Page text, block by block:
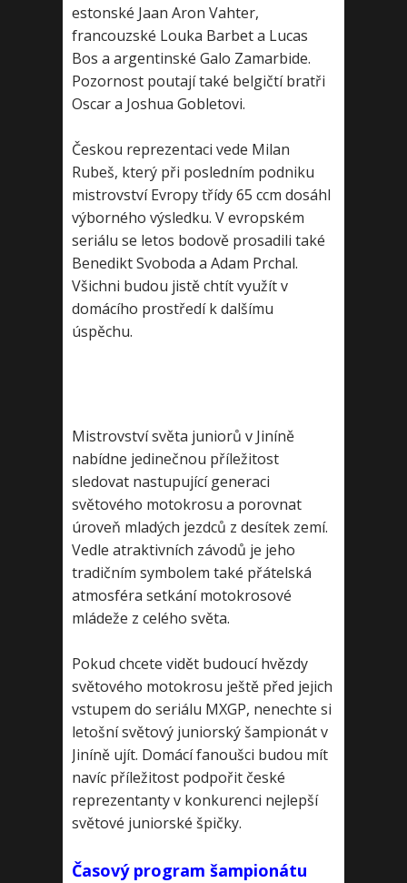
estonské Jaan Aron Vahter,
francouzské Louka Barbet a Lucas
Bos a argentinské Galo Zamarbide.
Pozornost poutají také belgičtí bratři
Oscar a Joshua Gobletovi.
Českou reprezentaci vede Milan
Rubeš, který při posledním podniku
mistrovství Evropy třídy 65 ccm dosáhl
výborného výsledku. V evropském
seriálu se letos bodově prosadili také
Benedikt Svoboda a Adam Prchal.
Všichni budou jistě chtít využít v
domácího prostředí k dalšímu
úspěchu.
Mistrovství světa juniorů v Jiníně
nabídne jedinečnou příležitost
sledovat nastupující generaci
světového motokrosu a porovnat
úroveň mladých jezdců z desítek zemí.
Vedle atraktivních závodů je jeho
tradičním symbolem také přátelská
atmosféra setkání motokrosové
mládeže z celého světa.
Pokud chcete vidět budoucí hvězdy
světového motokrosu ještě před jejich
vstupem do seriálu MXGP, nenechte si
letošní světový juniorský šampionát v
Jiníně ujít. Domácí fanoušci budou mít
navíc příležitost podpořit české
reprezentanty v konkurenci nejlepší
světové juniorské špičky.
Časový program šampionátu